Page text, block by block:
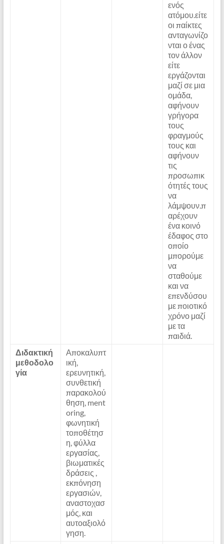
ενός
ατόμου.είτε
οι παίκτες
ανταγωνίζο
νται ο ένας
τον άλλον
είτε
εργάζονται
μαζί σε μια
ομάδα,
αφήνουν
γρήγορα
τους
φραγμούς
τους και
αφήνουν
τις
προσωπικ
ότητές τους
να
λάμψουν.π
αρέχουν
ένα κοινό
έδαφος στο
οποίο
μπορούμε
να
σταθούμε
και να
επενδύσου
με ποιοτικό
χρόνο μαζί
με τα
παιδιά.
Διδακτική
μεθοδολο
γία
Αποκαλυπτ
ική,
ερευνητική,
συνθετική
παρακολού
θηση, ment
oring,
φωνητική
τοποθέτησ
η, φύλλα
εργασίας,
βιωματικές
δράσεις ,
εκπόνηση
εργασιών,
αναστοχασ
μός, και
αυτοαξιολό
γηση.